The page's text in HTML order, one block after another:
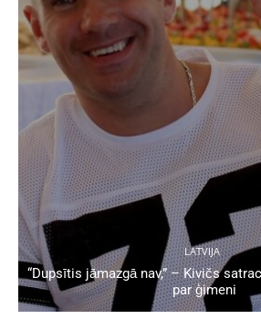
LATVIJA
“Dupsītis jāmazgā nav,” – Kivičs
par ģimeni